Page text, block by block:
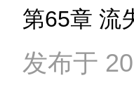
第65章 流
发布于